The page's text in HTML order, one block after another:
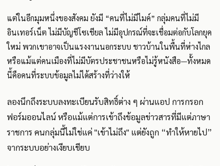
แต่ในอีกมุมหนึ่งของสังคม ยังมี “คนที่ไม่มีไมค์” กลุ่มคนที่ไม่มี
อินเทอร์เน็ต ไม่มีบัญชีโซเชียล ไม่มีอุปกรณ์ที่จะเชื่อมต่อกับโลกยุค
ใหม่ พวกเขาอาจเป็นแรงงานนอกระบบ ชาวบ้านในพื้นที่ห่างไกล
หรือแม้แต่คนเมืองที่ไม่มีบัตรประชาชนหรือไม่รู้หนังสือ—ทั้งหมด
นี้คือคนที่ระบบข้อมูลไม่ได้สร้างที่ว่างให้
ลองนึกถึงระบบลงทะเบียนรับสิทธิ์ต่าง ๆ ผ่านแอป การกรอก
ฟอร์มออนไลน์ หรือแม้แต่การเข้าถึงข้อมูลข่าวสารที่มีแต่ภาษา
ราชการ คนกลุ่มนี้ไม่ใช่แค่ "เข้าไม่ถึง" แต่ยังถูก “ทำให้หายไป”
จากระบบอย่างเงียบเชียบ